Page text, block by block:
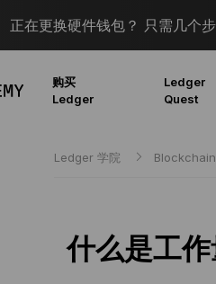
正在更换硬件钱包？ 只需几个
购买
Ledger
Ledger
Quest
Ledger 学院 Blockchain
什么是工作